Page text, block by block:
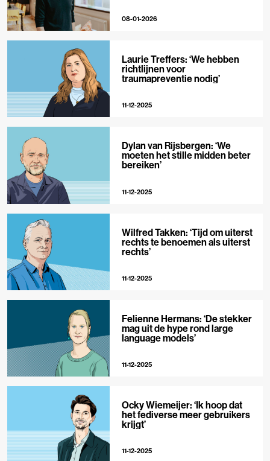
08-01-2026
Laurie Treffers: ‘We hebben
richtlijnen voor
traumapreventie nodig’
11-12-2025
Dylan van Rijsbergen: ‘We
moeten het stille midden beter
bereiken’
11-12-2025
Wilfred Takken: ‘Tijd om uiterst
rechts te benoemen als uiterst
rechts’
11-12-2025
Felienne Hermans: ‘De stekker
mag uit de hype rond large
language models’
11-12-2025
Ocky Wiemeijer: ‘Ik hoop dat
het fediverse meer gebruikers
krijgt’
11-12-2025